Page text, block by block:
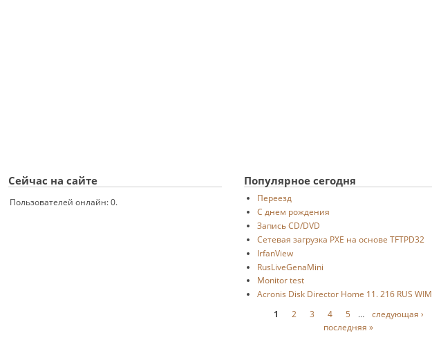
Сейчас на сайте
Пользователей онлайн: 0.
Популярное сегодня
Переезд
С днем рождения
Запись CD/DVD
Сетевая загрузка PXE на основе TFTPD32
IrfanView
RusLiveGenaMini
Monitor test
Acronis Disk Director Home 11. 216 RUS WIM
Страницы
1 2 3 4 5 …
следующая ›
последняя »